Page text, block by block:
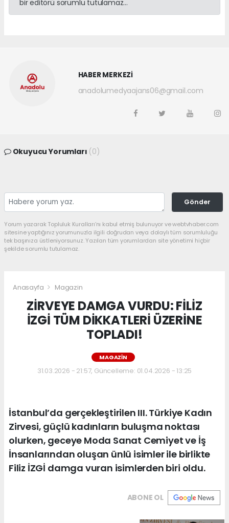
bir editörü sorumlu tutulamaz...
HABER MERKEZİ
anadolumedyaajans06@gmail.com
Okuyucu Yorumları (0)
Gönder
Yorum yazarak Topluluk Kuralları’nı kabul etmiş bulunuyor ve webtvhaber.com
sitesine yaptığınız yorumunuzla ilgili doğrudan veya dolaylı tüm sorumluluğu
tek başınıza üstleniyorsunuz. Yazılan tüm yorumlardan site yönetimi hiçbir
şekilde sorumlu tutulamaz.
Anasayfa Magazin
ZİRVEYE DAMGA VURDU: FİLİZ
İZGİ TÜM DİKKATLERİ ÜZERİNE
TOPLADI!
MAGAZIN
31.03.2026 - 21:57, Güncelleme: 01.04.2026 - 13:25
İstanbul’da gerçekleştirilen III. Türkiye Kadın
Zirvesi, güçlü kadınların buluşma noktası
olurken, geceye Moda Sanat Cemiyet ve İş
İnsanlarından oluşan ünlü isimler ile birlikte
Filiz İZGİ damga vuran isimlerden biri oldu.
ABONE OL